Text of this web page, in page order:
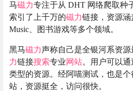
马磁力专注于从 DHT 网络爬取种
索引了上千万的磁力链接，资源涵
Music、图书游戏等多个领域。
黑马磁力声称自己是全银河系资
力链接搜索专业网站。用户可以
类型的资源。经阿喵测试，也是
站，资源挺全，访问很快。